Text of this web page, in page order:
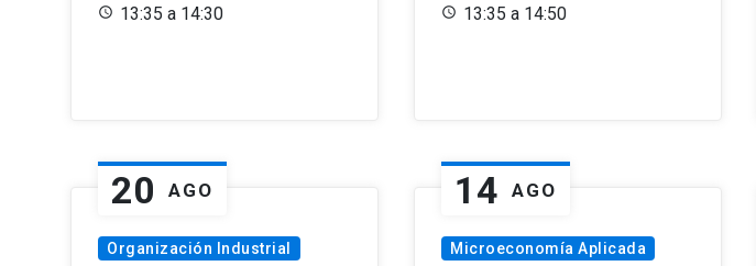
13:35 a 14:30
13:35 a 14:50
20 AGO
Organización Industrial
14 AGO
Microeconomía Aplicada